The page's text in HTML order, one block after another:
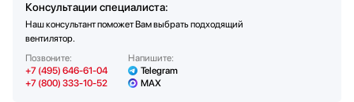
Консультации специалиста:
Наш консультант поможет Вам выбрать подходящий
вентилятор.
Позвоните:
+7 (495) 646-61-04
+7 (800) 333-10-52
Напишите:
Telegram
MAX